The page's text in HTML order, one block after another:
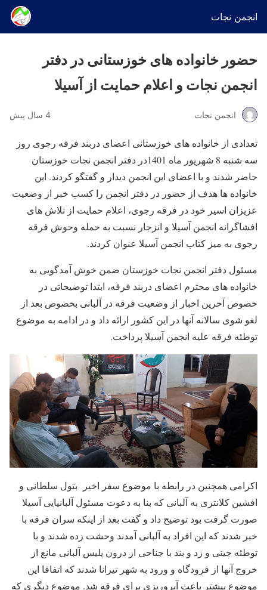
انجمن نجات
حضور خانواده های خوزستانی در دفتر
انجمن نجات و اعلام حمایت از آسیلا
انجمن نجات 4 سال پیش
تعدادی از خانواده های خوزستانی اعضای دربند فرقه رجوی روز
سه شنبه 8 شهریور ماه 1401در دفتر انجمن نجات خوزستان
حاضر شدند و با اعضای این انجمن دیدار و گفتگو کردند. این
خانواده ها هدف از حضور در دفتر انجمن را کسب خبر از وضعیت
عزیزان اسیر خود در فرقه رجوی، اعلام حمایت از تلاش های
افشاگرانه انجمن آسیلا و انزجار نسبت به حمله وحوش فرقه
رجوی به میز کتاب انجمن آسیلا عنوان کردند.
مسئول دفتر انجمن نجات خوزستان ضمن خوش آمدگویی به
خانواده های محترم اعضای دربند فرقه، ابتدا توضیحاتی در
خصوص آخرین اخبار از وضعیت فرقه در آلبانی بخصوص بعد از
لغو شوی سالانه آنها در این کشور ارائه داد و در ادامه به موضوع
توطئه فرقه علیه انجمن آسیلا پرداخت.
اکرامی همچنین در رابطه با موضوع سفر اخیر بتول سلطانی و
افشین کلانتری به آلبانی که بنا به دعوت مسئول آلبانیایی آسیلا
صورت گرفت بود توضیح داد و گفت بعد از اینکه سران فرقه با
خبر شدند که این افراد به آلبانی آمدند وحشت زده شدند و با
توطئه چینی و زد و بند با جناحی از درون پلیس آلبانی مانع از
خروج آنها از فرودگاه و ورود به شهر تیرانا شدند که اتفاقا این
موضوع بیشتر باعث آبروریزی برای فرقه شد. موضوع دیگری که